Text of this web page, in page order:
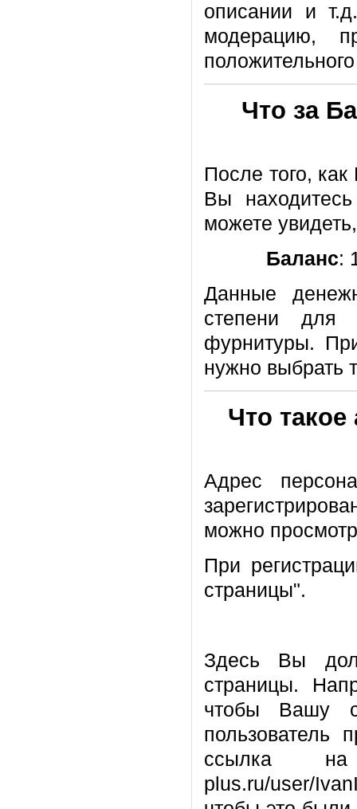
описании и
модерацию,
Что за
После того,
Вы
можете
Баланс:
Данные
степени для
фурнитуры.
нужно выбрать
Что
Адрес
можно
При
страницы".
Здесь Вы
страницы.
чтобы Вашу
пользователь
ссылка на
plus.ru/user/